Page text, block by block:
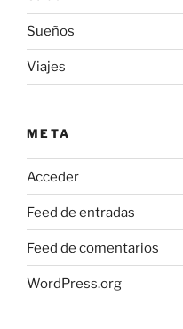
Sueños
Viajes
META
Acceder
Feed de entradas
Feed de comentarios
WordPress.org